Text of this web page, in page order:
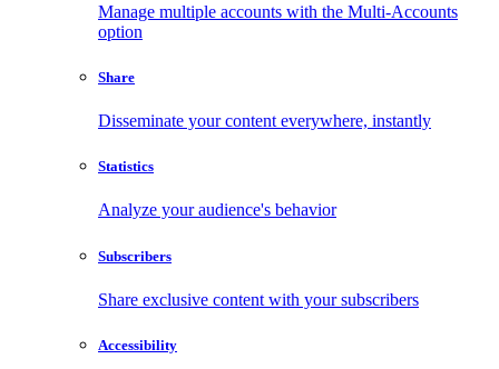
Manage multiple accounts with the Multi-Accounts
option
Share
Disseminate your content everywhere, instantly
Statistics
Analyze your audience's behavior
Subscribers
Share exclusive content with your subscribers
Accessibility